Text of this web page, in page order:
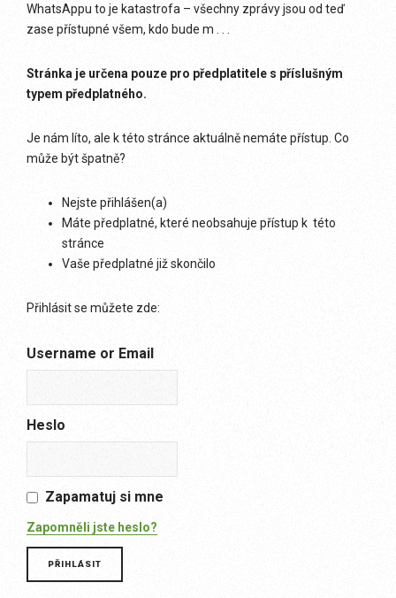
WhatsAppu to je katastrofa – všechny zprávy jsou od teď
zase přístupné všem, kdo bude m . . .
Stránka je určena pouze pro předplatitele s příslušným
typem předplatného.
Je nám líto, ale k této stránce aktuálně nemáte přístup. Co
může být špatně?
Nejste přihlášen(a)
Máte předplatné, které neobsahuje přístup k této
stránce
Vaše předplatné již skončilo
Přihlásit se můžete zde:
Username or Email
Heslo
Zapamatuj si mne
Zapomněli jste heslo?